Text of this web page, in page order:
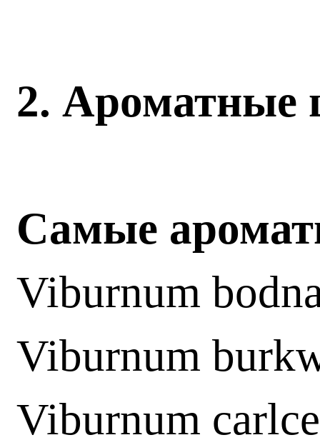
2. Ароматные
Самые
Viburnum
Viburnum
Viburnum